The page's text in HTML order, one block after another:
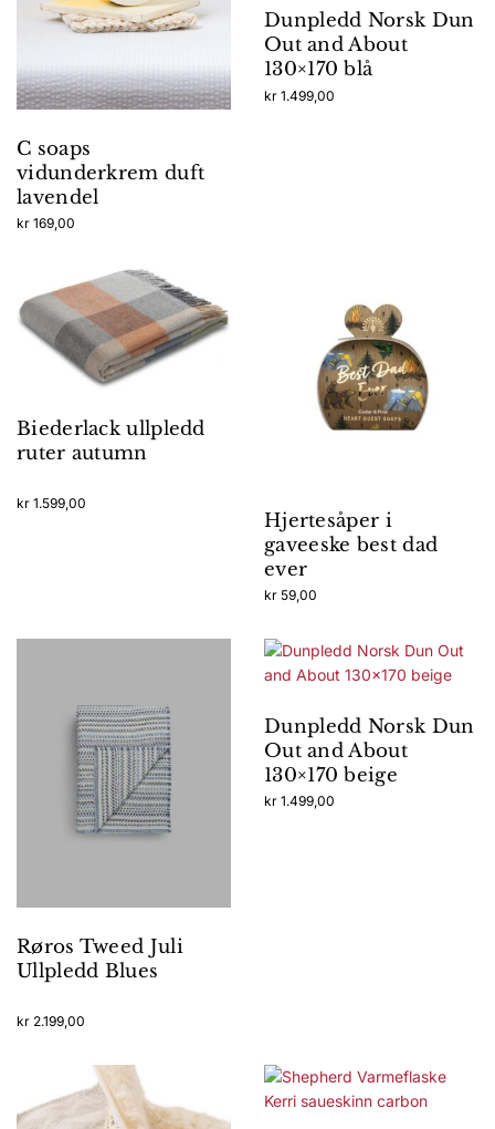
produktsiden
C soaps
vidunderkrem duft
lavendel
kr 169,00
Dunpledd Norsk Dun
Out and About
130×170 blå
kr 1.499,00
Biederlack ullpledd
ruter autumn
kr 1.599,00
Hjertesåper i
gaveeske best dad
ever
kr 59,00
Røros Tweed Juli
Ullpledd Blues
kr 2.199,00
Dunpledd Norsk Dun
Out and About
130×170 beige
kr 1.499,00